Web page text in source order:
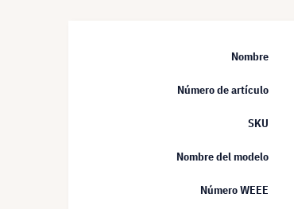
Nombre
Número de artículo
SKU
Nombre del modelo
Número WEEE